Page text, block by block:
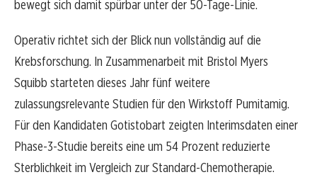
bewegt sich damit spürbar unter der 50-Tage-Linie.
Operativ richtet sich der Blick nun vollständig auf die
Krebsforschung. In Zusammenarbeit mit Bristol Myers
Squibb starteten dieses Jahr fünf weitere
zulassungsrelevante Studien für den Wirkstoff Pumitamig.
Für den Kandidaten Gotistobart zeigten Interimsdaten einer
Phase-3-Studie bereits eine um 54 Prozent reduzierte
Sterblichkeit im Vergleich zur Standard-Chemotherapie.